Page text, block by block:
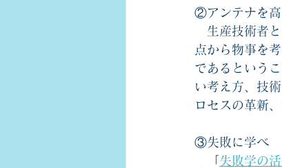
②アンテナを高
生産技術者と
点から物事を
であるという
い考え方、技
ロセスの革新
③失敗に学べ
失敗学の